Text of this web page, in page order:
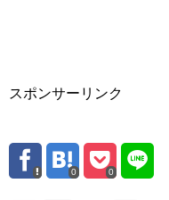
スポンサーリンク
0 0